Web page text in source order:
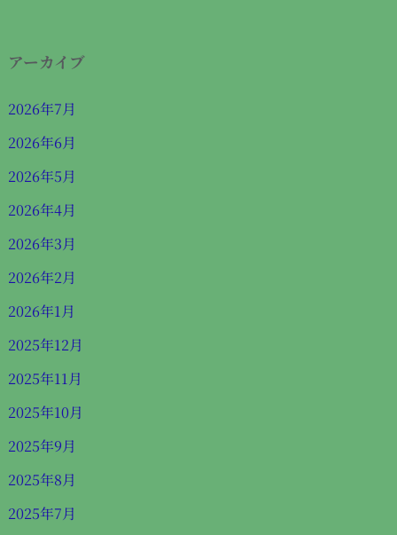
アーカイブ
2026年7月
2026年6月
2026年5月
2026年4月
2026年3月
2026年2月
2026年1月
2025年12月
2025年11月
2025年10月
2025年9月
2025年8月
2025年7月